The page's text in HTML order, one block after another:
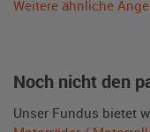
Weitere ähnliche
Noch nicht den
Unser Fundus bietet